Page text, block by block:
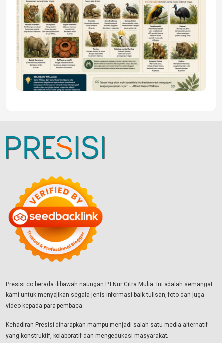
Presisi.co berada dibawah naungan PT.Nur Citra Mulia. Ini adalah semangat
kami untuk menyajikan segala jenis informasi baik tulisan, foto dan juga
video kepada para pembaca.
Kehadiran Presisi diharapkan mampu menjadi salah satu media alternatif
yang konstruktif, kolaboratif dan mengedukasi masyarakat.